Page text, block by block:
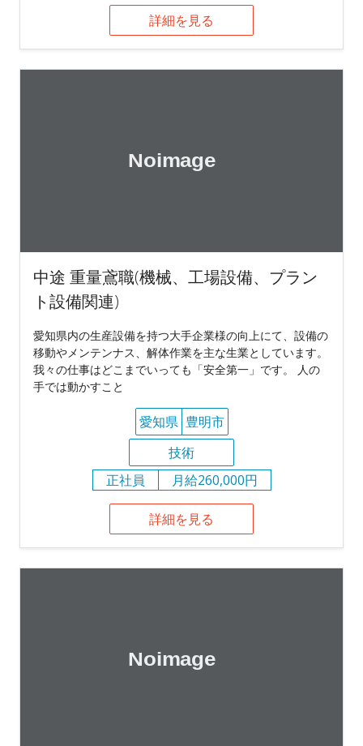
詳細を見る
中途 重量鳶職(機械、工場設備、プラン
ト設備関連)
愛知県内の生産設備を持つ大手企業様の向上にて、設備の
移動やメンテンナス、解体作業を主な生業としています。
我々の仕事はどこまでいっても「安全第一」です。 人の
手では動かすこと
愛知県 豊明市
技術
正社員
月給260,000円
詳細を見る